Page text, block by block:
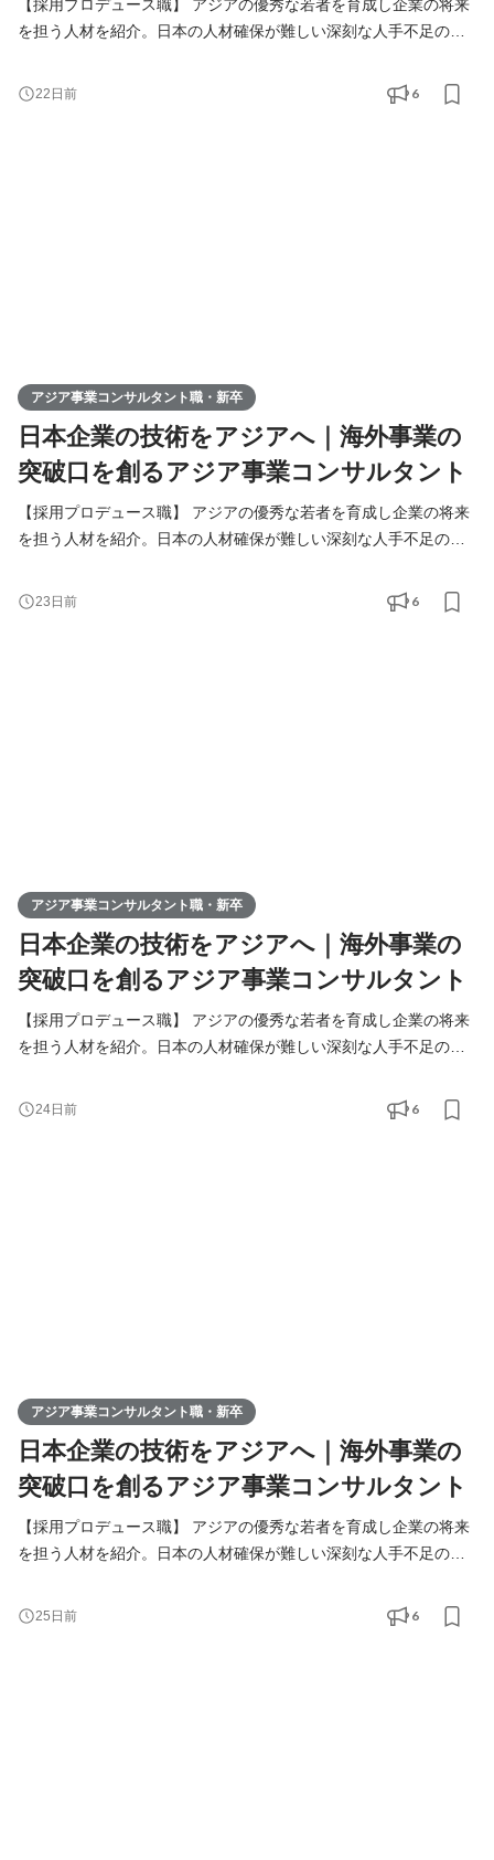
【採用プロデュース職】 アジアの優秀な若者を育成し企業の将来
を担う人材を紹介。日本の人材確保が難しい深刻な人手不足の課
りを核に、日本企業の中国アジアビジネスを支援。当社が手掛け
る様々なアジア事業の課題解決（進出、販路拡大、経営請負、事
22日前 6
アジア事業コンサルタント職・新卒
日本企業の技術をアジアへ｜海外事業の
突破口を創るアジア事業コンサルタント
【採用プロデュース職】 アジアの優秀な若者を育成し企業の将来
を担う人材を紹介。日本の人材確保が難しい深刻な人手不足の課
りを核に、日本企業の中国アジアビジネスを支援。当社が手掛け
る様々なアジア事業の課題解決（進出、販路拡大、経営請負、事
23日前 6
アジア事業コンサルタント職・新卒
日本企業の技術をアジアへ｜海外事業の
突破口を創るアジア事業コンサルタント
【採用プロデュース職】 アジアの優秀な若者を育成し企業の将来
を担う人材を紹介。日本の人材確保が難しい深刻な人手不足の課
りを核に、日本企業の中国アジアビジネスを支援。当社が手掛け
る様々なアジア事業の課題解決（進出、販路拡大、経営請負、事
24日前 6
アジア事業コンサルタント職・新卒
日本企業の技術をアジアへ｜海外事業の
突破口を創るアジア事業コンサルタント
【採用プロデュース職】 アジアの優秀な若者を育成し企業の将来
を担う人材を紹介。日本の人材確保が難しい深刻な人手不足の課
りを核に、日本企業の中国アジアビジネスを支援。当社が手掛け
る様々なアジア事業の課題解決（進出、販路拡大、経営請負、事
25日前 6